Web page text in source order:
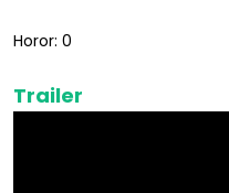
Horor: 0
Trailer